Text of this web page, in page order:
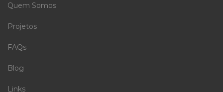
Quem Somos
Projetos
FAQs
Blog
Links